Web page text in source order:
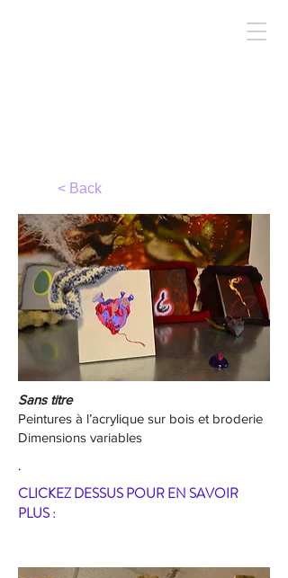
< Back
Sans titre
Peintures à l’acrylique sur bois et broderie
Dimensions variables
.
CLICKEZ DESSUS POUR EN SAVOIR
PLUS :